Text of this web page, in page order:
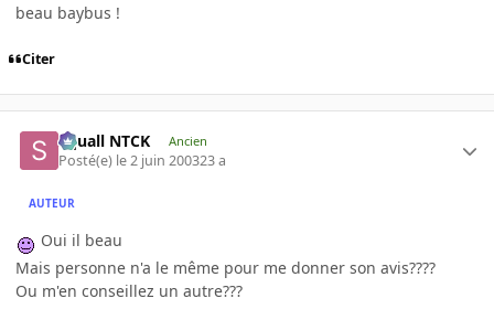
beau baybus !
Citer
Squall NTCK Ancien
Posté(e) le 2 juin 200323 a
AUTEUR
Oui il beau
Mais personne n'a le même pour me donner son avis????
Ou m'en conseillez un autre???